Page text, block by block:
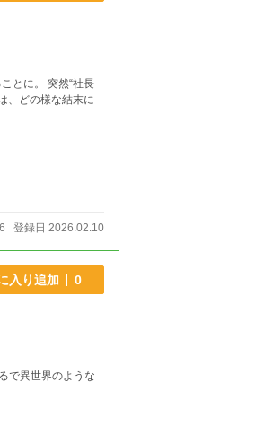
然“社長
登録日 2026.02.10
入り追加 0
で異世界のような